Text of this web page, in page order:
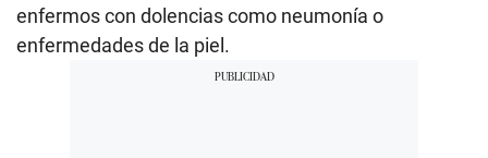
enfermos con dolencias como neumonía o
enfermedades de la piel.